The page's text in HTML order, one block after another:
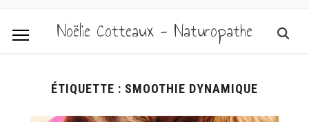
Noëlie Cotteaux - Naturopathe
ÉTIQUETTE : SMOOTHIE DYNAMIQUE